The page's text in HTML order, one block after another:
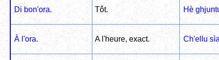
Di bon'ora. Tôt. Hè
À l'ora. A l'heure, exact. Ch'ellu